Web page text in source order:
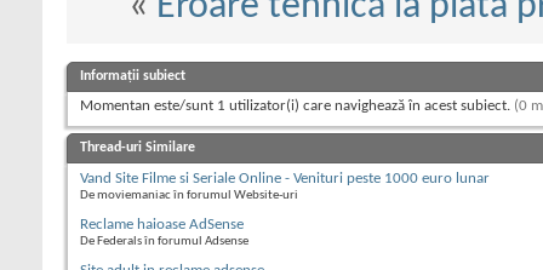
Informații subiect
Momentan este/sunt 1 utilizator(i) care navighează în acest subiect. (0
Thread-uri Similare
Vand Site Filme si Seriale Online - Venituri peste 1000 euro lunar
De moviemaniac în forumul Website-uri
Reclame haioase AdSense
De Federals în forumul Adsense